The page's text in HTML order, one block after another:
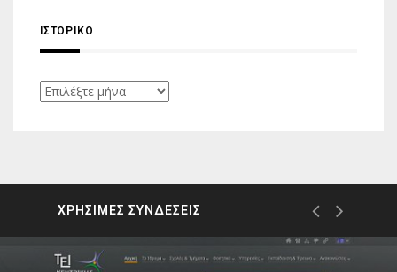
ΙΣΤΟΡΙΚΌ
Ιστορικό
ΧΡΗΣΙΜΕΣ ΣΥΝΔΕΣΕΙΣ